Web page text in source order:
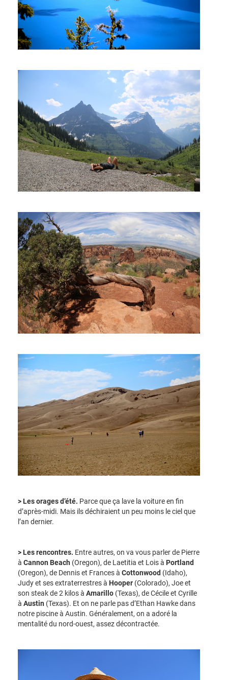
> Les orages d’été. Parce que ça lave la voiture en fin
d’après-midi. Mais ils déchiraient un peu moins le ciel que
l’an dernier.
> Les rencontres. Entre autres, on va vous parler de Pierre
à Cannon Beach (Oregon), de Laetitia et Lois à Portland
(Oregon), de Dennis et Frances à Cottonwood (Idaho),
Judy et ses extraterrestres à Hooper (Colorado), Joe et
son steak de 2 kilos à Amarillo (Texas), de Cécile et Cyrille
à Austin (Texas). Et on ne parle pas d’Ethan Hawke dans
notre piscine à Austin. Généralement, on a adoré la
mentalité du nord-ouest, assez décontractée.